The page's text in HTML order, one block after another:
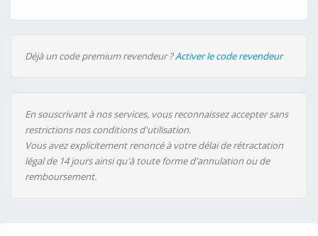
Déjà un code premium revendeur ?Activer le code revendeur
En souscrivant à nos services, vous reconnaissez accepter sans
restrictions nos conditions d'utilisation.
Vous avez explicitement renoncé à votre délai de rétractation
légal de 14 jours ainsi qu'à toute forme d'annulation ou de
remboursement.